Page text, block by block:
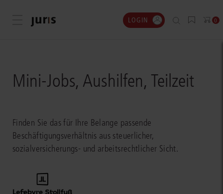
Menü öffnen LOGIN 0
Mini-Jobs, Aushilfen, Teilzeit
Finden Sie das für Ihre Belange passende
Beschäftigungsverhältnis aus steuerlicher,
sozialversicherungs- und arbeitsrechtlicher Sicht.